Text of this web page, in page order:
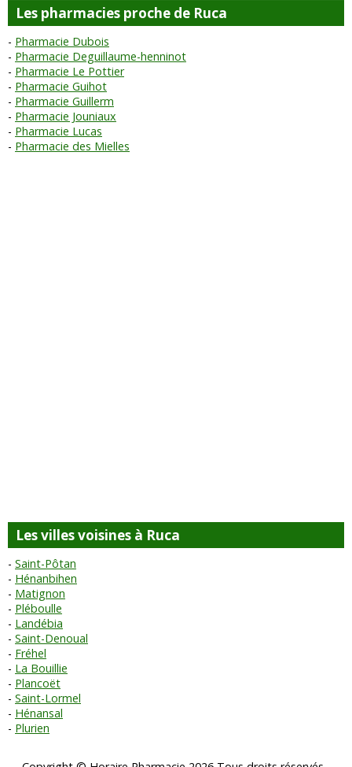
Les pharmacies proche de Ruca
Pharmacie Dubois
Pharmacie Deguillaume-henninot
Pharmacie Le Pottier
Pharmacie Guihot
Pharmacie Guillerm
Pharmacie Jouniaux
Pharmacie Lucas
Pharmacie des Mielles
Les villes voisines à Ruca
Saint-Pôtan
Hénanbihen
Matignon
Pléboulle
Landébia
Saint-Denoual
Fréhel
La Bouillie
Plancoët
Saint-Lormel
Hénansal
Plurien